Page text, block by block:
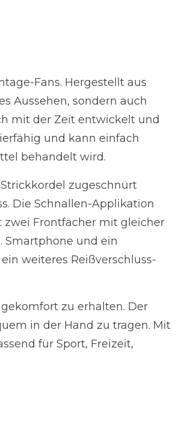
Fans. Hergestellt aus
Aussehen, sondern auch
mit der Zeit entwickelt und
und kann einfach
behandelt wird.
zugeschnürt
Die Schnallen-Applikation
zwei Frontfächer mit gleicher
Smartphone und ein
weiteres Reißverschluss-
zu erhalten. Der
in der Hand zu tragen. Mit
für Sport, Freizeit,